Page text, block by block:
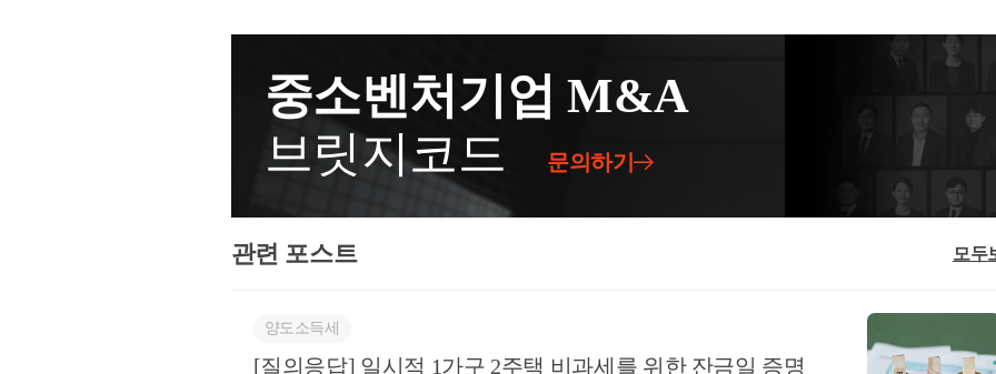
○2021.xx.xx. A주택 취득하면서 임차인과 임대차계약 체결, 임대개시- 1년 6개월
이상 임대한 후인 2022.xx.xx. A주택 임차인(매도인) 사망○ 2022.xx.xx. 임차인의 상
속인에게 임대보증금 반환○ 22.xx월 이후 임대차계약 체결 예정2. 질의내용○ 주택
을 취득하면서 주택의 전 소유자를 임차인으로 하는 임대차계약을 체결하는 경
우,- 당해 임대차계약이 소득령§155의3에 따른 직전 임대차계약에 해당하는지 여
부주택을 취득하면서 해당 주택의 매도자와 체결한 임대차계약이직전임대차계
약에 해당하는지서면-2023-부동산-1332 [부동산납세과-2401]등록일자 : 2023.11.0
3.생산일자 : 2023.10.13.요지주택을 취득하면서 해당 주택의 매도자와 임대차계약
귀 질의의 경우, 기존 해석사례인 “서면-2022-법규재산-4083, 2022.11.02” 를 참고
료에서 차감하는 방식으로 정산2. 질의내용○신청인이 ○○수수료에서 차감·정산하
에누리로 보아, 해당 수수료의 공급가액에서 차감할 수 있는지 여부3. 관련법령○
부가가치세법§29 (과세표준) ①재화 또는 용역의 공급에 대한 부가가치세의 과세
표준은 해당 과세기간에 공급한 재화 또는 용역의 공급가액을 합한 금액으로 한
다.③제1항의 공급가액은 다음 각 호의 가액을 말한다. 이 경우 대금, 요금, 수수료,
그 밖에 어떤 명목이든 상관없이 재화 또는 용역을 공급받는 자로부터 받는 금전
할부거래, 대통령령으로 정하는 마일리지 등으로 대금의 전부 또는 일부를 결제
아니한다.1.재화나 용역을 공급할 때 그 품질이나 수량, 인도조건 또는 공급대가의
결제방법이나 그 밖의 공급조건에 따라 통상의 대가에서 일정액을 직접 깎아 주
후 의사결정을 하시는 것이 좋습니다.도움이 되셨길 바랍니다. 감사합니다.좋은
하루 보내세요!★전화상담 및 방문상담은 직접02-6403-9250으로 전화를 주시거나
cta_moonyh@naver.com으로 연락을 주시면 됩니다!★주요 경력- 121,000건 이상의
세금 상담 및 용역- 600건 이상의 경정청구를 통한 약 25억 이상 세금 환급- 세무사
플랫폼 '택슬리' 상담 및 후기 1위 (약 4,000건 이상 상담)- 전문가 플랫폼 '아하커넥
츠' 상담 및 후기 1위 (약 500건 이상 상담)- 지식공유플랫폼 '아하' 세무/회계 1위 (1
17,000건 이상 답변 및 337만건 이상 공유)- KB금융 콘텐츠 필진- 한국경제필진-
서울시 마을세무사- ㈜코스맥스 세무팀- ㈜현대중공업 세무기획팀- ㈜iMBC 재무
중소벤처기업 M&A
브릿지코드
문의하기
관련 포스트 모두
양도소득세
[질의응답] 일시적 1가구 2주택 비과세를 위한 잔금일 증명